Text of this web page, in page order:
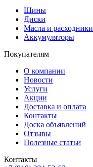
Шины
Диски
Масла и расходники
Аккумуляторы
Покупателям
О компании
Новости
Услуги
Акции
Доставка и оплата
Контакты
Доска объявлений
Отзывы
Полезные статьи
Контакты